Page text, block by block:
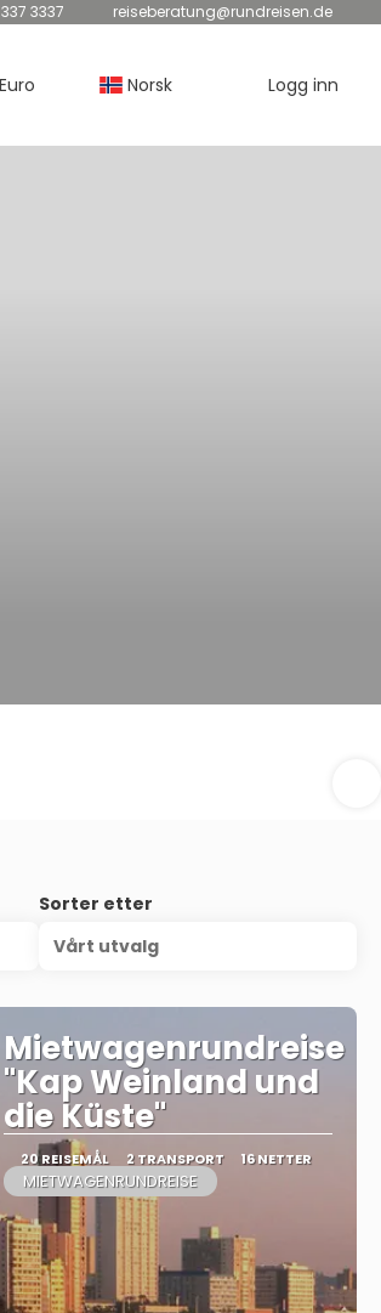
3337 reiseberatung@rundreisen.de
Euro Norsk Logg inn
Sorter etter
Vårt utvalg
Mietwagenrundreise
"Kap Weinland und
die Küste"
20 REISEMÅL 2 TRANSPORT 16 NETTER
MIETWAGENRUNDREISE